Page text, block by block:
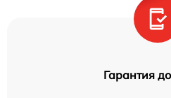
Гарантия